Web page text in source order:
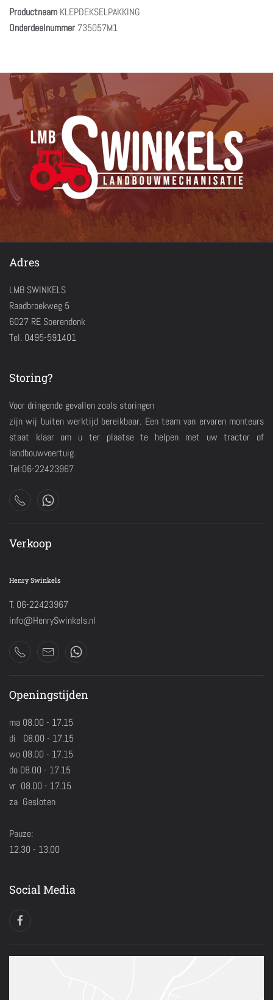
Productnaam KLEPDEKSELPAKKING
Onderdeelnummer 735057M1
Adres
LMB SWINKELS
Raadbroekweg 5
6027 RE Soerendonk
Tel. 0495-591401
Storing?
Voor dringende gevallen zoals storingen
zijn wij buiten werktijd bereikbaar. Een team van ervaren monteurs
staat klaar om u ter plaatse te helpen met uw tractor of
landbouwvoertuig.
Tel:06-22423967
Verkoop
Henry Swinkels
T. 06-22423967
info@HenrySwinkels.nl
Openingstijden
ma 08.00 - 17.15
di 08.00 - 17.15
wo 08.00 - 17.15
do 08.00 - 17.15
vr 08.00 - 17.15
za Gesloten
Pauze:
12.30 - 13.00
Social Media